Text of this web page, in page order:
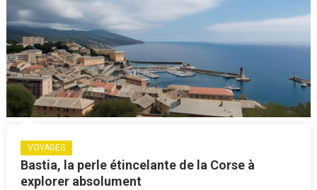
VOYAGES
Bastia, la perle étincelante de la Corse à
explorer absolument